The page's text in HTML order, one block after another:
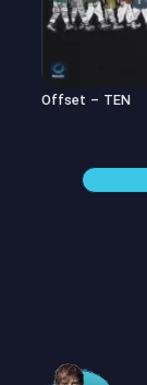
Offset – TEN